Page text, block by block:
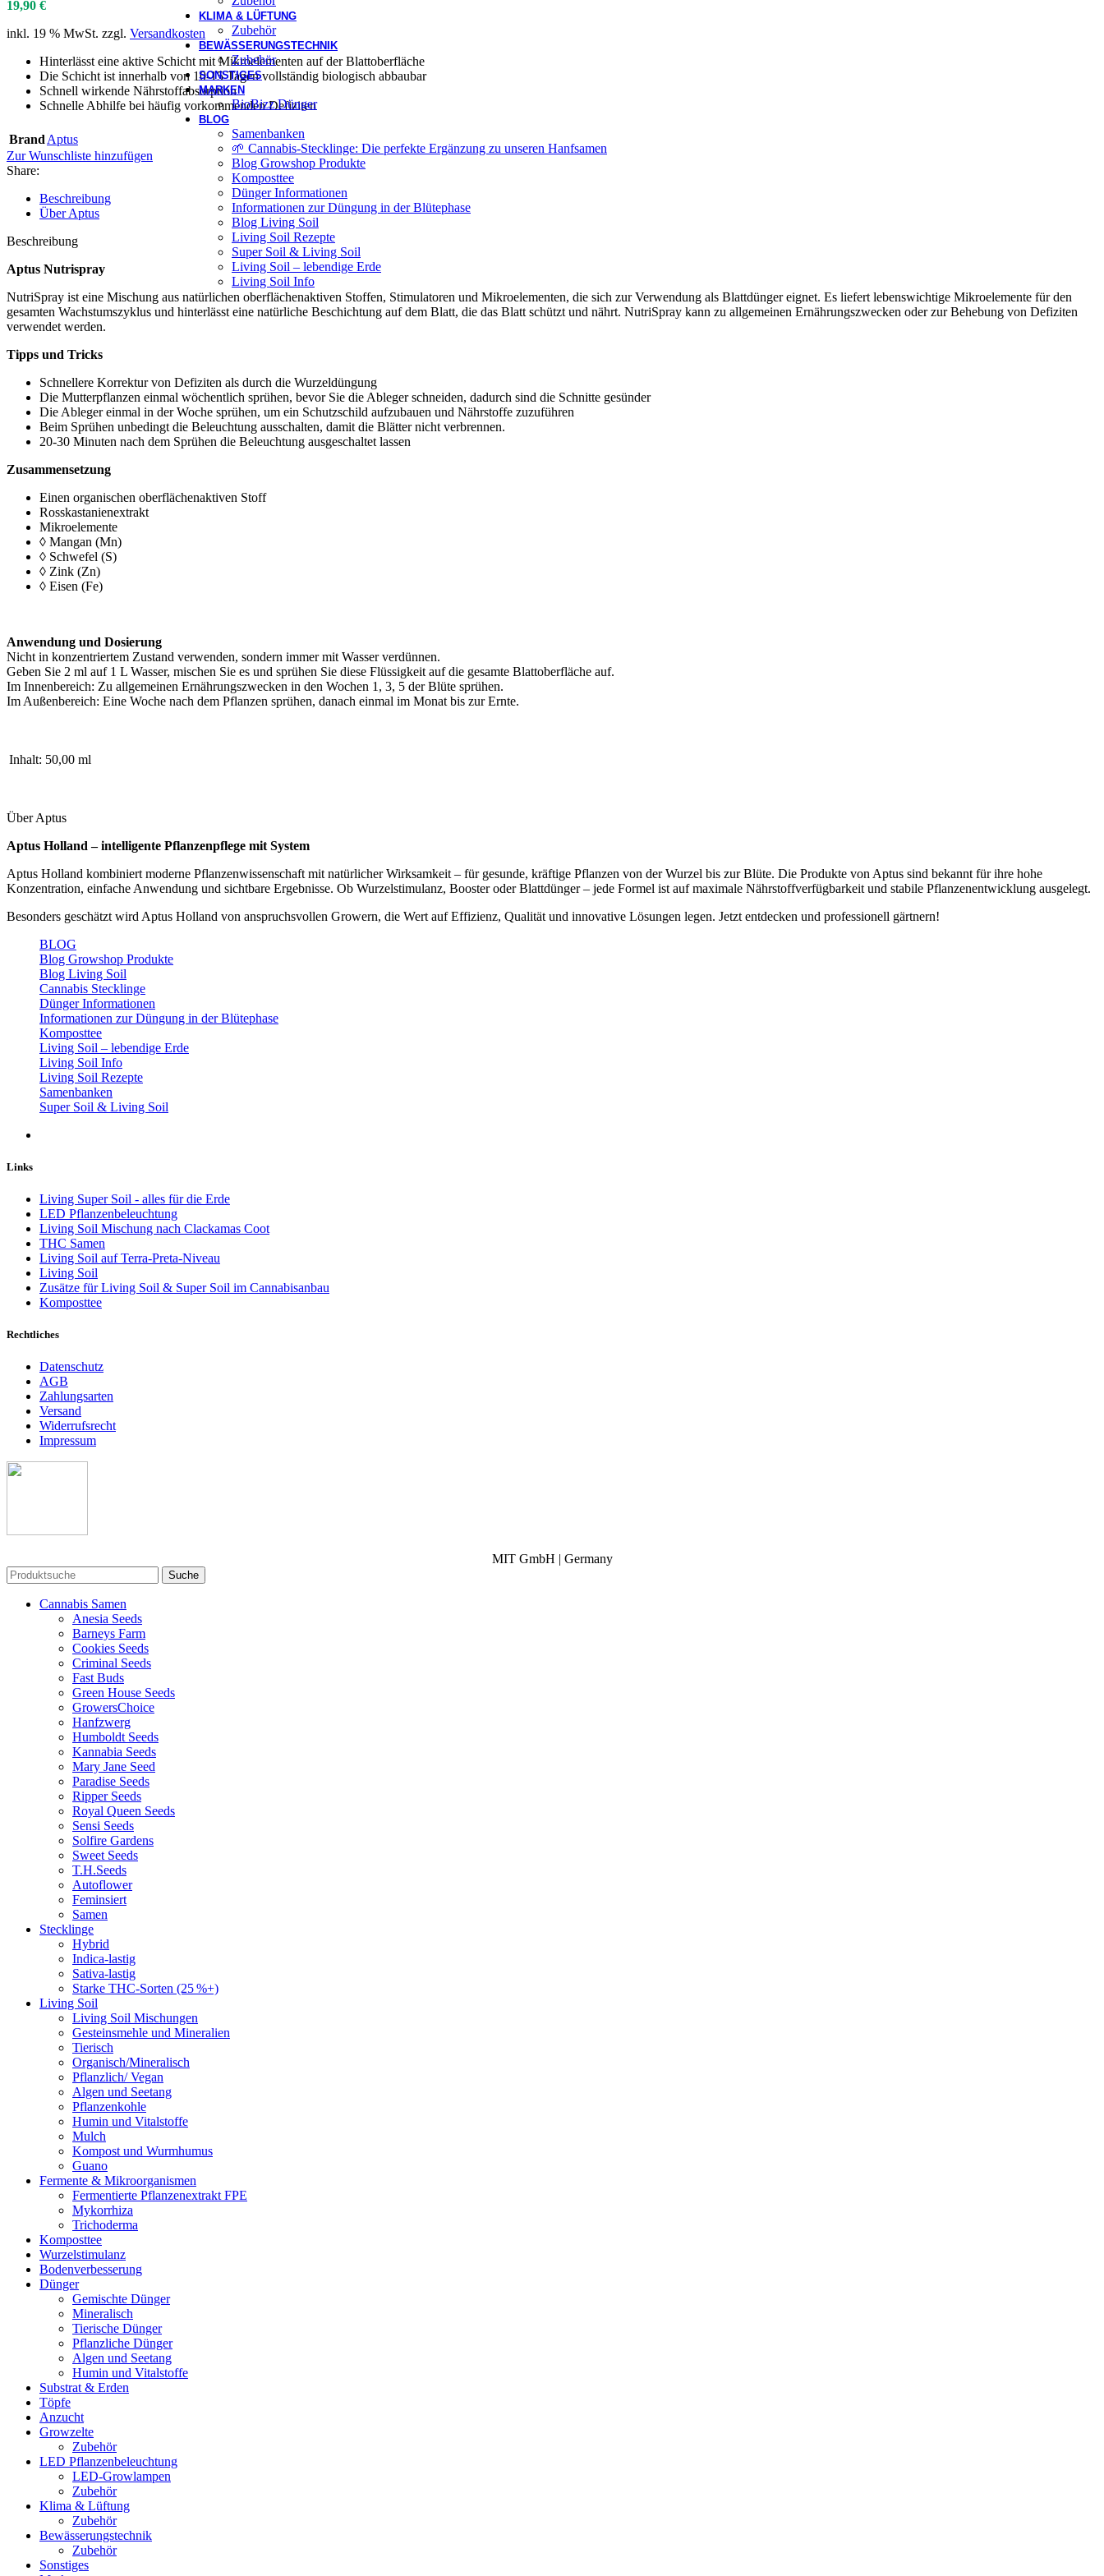
KLIMA & LÜFTUNG
Zubehör
BEWÄSSERUNGSTECHNIK
Zubehör
SONSTIGES
MARKEN
BioBizz Dünger
BLOG
Samenbanken
🌱 Cannabis-Stecklinge: Die perfekte Ergänzung zu unseren Hanfsamen
Blog Growshop Produkte
Komposttee
Dünger Informationen
Informationen zur Düngung in der Blütephase
Blog Living Soil
Living Soil Rezepte
Super Soil & Living Soil
Living Soil – lebendige Erde
Living Soil Info
19,90 €
inkl. 19 % MwSt. zzgl. Versandkosten
Hinterlässt eine aktive Schicht mit Mikroelementen auf der Blattoberfläche
Die Schicht ist innerhalb von 10-15 Tagen vollständig biologisch abbaubar
Schnell wirkende Nährstoffabsorption
Schnelle Abhilfe bei häufig vorkommenden Defiziten
Brand Aptus
Zur Wunschliste hinzufügen
Share:
Beschreibung
Über Aptus
Beschreibung
Aptus Nutrispray
NutriSpray ist eine Mischung aus natürlichen oberflächenaktiven Stoffen, Stimulatoren und Mikroelementen, die sich zur Verwendung als Blattdünger eignet. Es liefert lebenswichtige Mikroelemente für den
gesamten Wachstumszyklus und hinterlässt eine natürliche Beschichtung auf dem Blatt, die das Blatt schützt und nährt. NutriSpray kann zu allgemeinen Ernährungszwecken oder zur Behebung von Defiziten
verwendet werden.
Tipps und Tricks
Schnellere Korrektur von Defiziten als durch die Wurzeldüngung
Die Mutterpflanzen einmal wöchentlich sprühen, bevor Sie die Ableger schneiden, dadurch sind die Schnitte gesünder
Die Ableger einmal in der Woche sprühen, um ein Schutzschild aufzubauen und Nährstoffe zuzuführen
Beim Sprühen unbedingt die Beleuchtung ausschalten, damit die Blätter nicht verbrennen.
20-30 Minuten nach dem Sprühen die Beleuchtung ausgeschaltet lassen
Zusammensetzung
Einen organischen oberflächenaktiven Stoff
Rosskastanienextrakt
Mikroelemente
◊ Mangan (Mn)
◊ Schwefel (S)
◊ Zink (Zn)
◊ Eisen (Fe)
Anwendung und Dosierung
Nicht in konzentriertem Zustand verwenden, sondern immer mit Wasser verdünnen.
Geben Sie 2 ml auf 1 L Wasser, mischen Sie es und sprühen Sie diese Flüssigkeit auf die gesamte Blattoberfläche auf.
Im Innenbereich: Zu allgemeinen Ernährungszwecken in den Wochen 1, 3, 5 der Blüte sprühen.
Im Außenbereich: Eine Woche nach dem Pflanzen sprühen, danach einmal im Monat bis zur Ernte.
Inhalt: 50,00 ml
Über Aptus
Aptus Holland – intelligente Pflanzenpflege mit System
Aptus Holland kombiniert moderne Pflanzenwissenschaft mit natürlicher Wirksamkeit – für gesunde, kräftige Pflanzen von der Wurzel bis zur Blüte. Die Produkte von Aptus sind bekannt für ihre hohe
Konzentration, einfache Anwendung und sichtbare Ergebnisse. Ob Wurzelstimulanz, Booster oder Blattdünger – jede Formel ist auf maximale Nährstoffverfügbarkeit und stabile Pflanzenentwicklung ausgelegt.
Besonders geschätzt wird Aptus Holland von anspruchsvollen Growern, die Wert auf Effizienz, Qualität und innovative Lösungen legen. Jetzt entdecken und professionell gärtnern!
BLOG
Blog Growshop Produkte
Blog Living Soil
Cannabis Stecklinge
Dünger Informationen
Informationen zur Düngung in der Blütephase
Komposttee
Living Soil – lebendige Erde
Living Soil Info
Living Soil Rezepte
Samenbanken
Super Soil & Living Soil
Links
Living Super Soil - alles für die Erde
LED Pflanzenbeleuchtung
Living Soil Mischung nach Clackamas Coot
THC Samen
Living Soil auf Terra-Preta-Niveau
Living Soil
Zusätze für Living Soil & Super Soil im Cannabisanbau
Komposttee
Rechtliches
Datenschutz
AGB
Zahlungsarten
Versand
Widerrufsrecht
Impressum
MIT GmbH | Germany
Suche
Cannabis Samen
Anesia Seeds
Barneys Farm
Cookies Seeds
Criminal Seeds
Fast Buds
Green House Seeds
GrowersChoice
Hanfzwerg
Humboldt Seeds
Kannabia Seeds
Mary Jane Seed
Paradise Seeds
Ripper Seeds
Royal Queen Seeds
Sensi Seeds
Solfire Gardens
Sweet Seeds
T.H.Seeds
Autoflower
Feminsiert
Samen
Stecklinge
Hybrid
Indica-lastig
Sativa-lastig
Starke THC-Sorten (25 %+)
Living Soil
Living Soil Mischungen
Gesteinsmehle und Mineralien
Tierisch
Organisch/Mineralisch
Pflanzlich/ Vegan
Algen und Seetang
Pflanzenkohle
Humin und Vitalstoffe
Mulch
Kompost und Wurmhumus
Guano
Fermente & Mikroorganismen
Fermentierte Pflanzenextrakt FPE
Mykorrhiza
Trichoderma
Komposttee
Wurzelstimulanz
Bodenverbesserung
Dünger
Gemischte Dünger
Mineralisch
Tierische Dünger
Pflanzliche Dünger
Algen und Seetang
Humin und Vitalstoffe
Substrat & Erden
Töpfe
Anzucht
Growzelte
Zubehör
LED Pflanzenbeleuchtung
LED-Growlampen
Zubehör
Klima & Lüftung
Zubehör
Bewässerungstechnik
Zubehör
Sonstiges